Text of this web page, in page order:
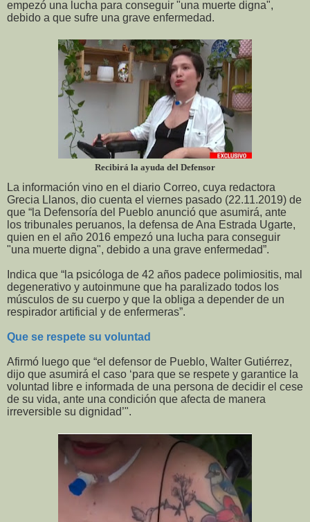
empezó una lucha para conseguir "una muerte digna",
debido a que sufre una grave enfermedad.
Recibirá la ayuda del Defensor
La información vino en el diario Correo, cuya redactora
Grecia Llanos, dio cuenta el viernes pasado (22.11.2019) de
que “la Defensoría del Pueblo anunció que asumirá, ante
los tribunales peruanos, la defensa de Ana Estrada Ugarte,
quien en el año 2016 empezó una lucha para conseguir
"una muerte digna", debido a una grave enfermedad”.
Indica que “la psicóloga de 42 años padece polimiositis, mal
degenerativo y autoinmune que ha paralizado todos los
músculos de su cuerpo y que la obliga a depender de un
respirador artificial y de enfermeras”.
Que se respete su voluntad
Afirmó luego que “el defensor de Pueblo, Walter Gutiérrez,
dijo que asumirá el caso ‘para que se respete y garantice la
voluntad libre e informada de una persona de decidir el cese
de su vida, ante una condición que afecta de manera
irreversible su dignidad’".